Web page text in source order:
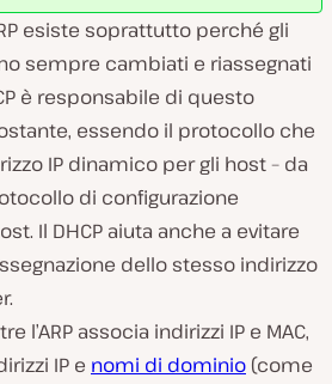
esiste soprattutto perché gli
sempre cambiati e riassegnati
è responsabile di questo
essendo il protocollo che
IP dinamico per gli host – da
di configurazione
Il DHCP aiuta anche a evitare
dello stesso indirizzo
l’ARP associa indirizzi IP e MAC,
IP e nomi di dominio (come